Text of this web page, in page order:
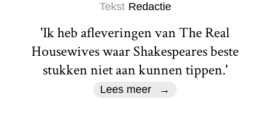
Tekst Redactie
'Ik heb afleveringen van The Real
Housewives waar Shakespeares beste
stukken niet aan kunnen tippen.'
Lees meer